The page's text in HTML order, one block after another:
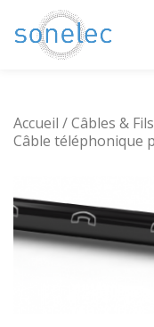
Aller
Accueil /Câbles & Fils
Câble téléphonique